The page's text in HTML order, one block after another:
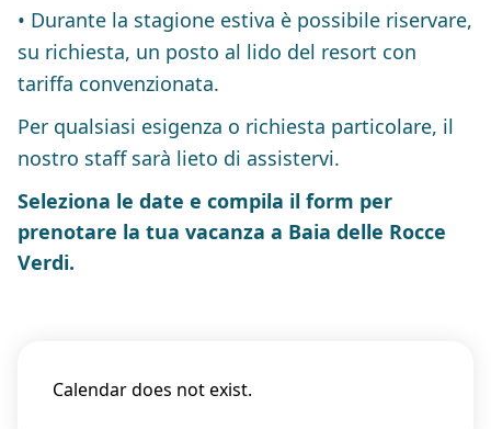
• Durante la stagione estiva è possibile riservare,
su richiesta, un posto al lido del resort con
tariffa convenzionata.
Per qualsiasi esigenza o richiesta particolare, il
nostro staff sarà lieto di assistervi.
Seleziona le date e compila il form per
prenotare la tua vacanza a Baia delle Rocce
Verdi.
Calendar does not exist.